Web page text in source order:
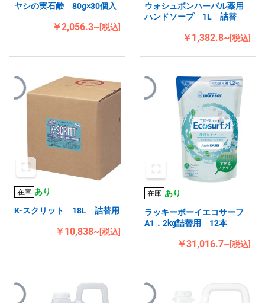
ヤシの実石鹸 80g×30個入
￥2,056.3~[税込]
ウォシュボンハーバル薬用
ハンドソープ 1L 詰替
￥1,382.8~[税込]
在庫 あり
K-スクリット 18L 詰替用
￥10,838~[税込]
在庫 あり
ラッキーボーイエコサーフ
A1．2kg詰替用 12本
￥31,016.7~[税込]